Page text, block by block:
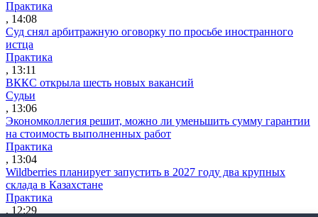
Практика
, 14:08
Суд снял арбитражную оговорку по просьбе иностранного
истца
Практика
, 13:11
ВККС открыла шесть новых вакансий
Судьи
, 13:06
Экономколлегия решит, можно ли уменьшить сумму гарантии
на стоимость выполненных работ
Практика
, 13:04
Wildberries планирует запустить в 2027 году два крупных
склада в Казахстане
Практика
, 12:29